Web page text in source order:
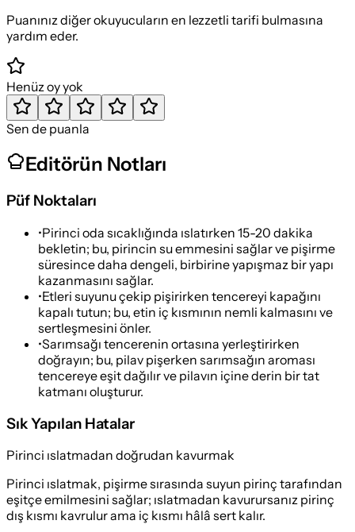
Puanınız diğer okuyucuların en lezzetli tarifi bulmasına
yardım eder.
Henüz oy yok
Sen de puanla
Editörün Notları
Püf Noktaları
•Pirinci oda sıcaklığında ıslatırken 15-20 dakika
bekletin; bu, pirincin su emmesini sağlar ve pişirme
süresince daha dengeli, birbirine yapışmaz bir yapı
kazanmasını sağlar.
•Etleri suyunu çekip pişirirken tencereyi kapağını
kapalı tutun; bu, etin iç kısmının nemli kalmasını ve
sertleşmesini önler.
•Sarımsağı tencerenin ortasına yerleştirirken
doğrayın; bu, pilav pişerken sarımsağın aroması
tencereye eşit dağılır ve pilavın içine derin bir tat
katmanı oluşturur.
Sık Yapılan Hatalar
Pirinci ıslatmadan doğrudan kavurmak
Pirinci ıslatmak, pişirme sırasında suyun pirinç tarafından
eşitçe emilmesini sağlar; ıslatmadan kavurursanız pirinç
dış kısmı kavrulur ama iç kısmı hâlâ sert kalır.